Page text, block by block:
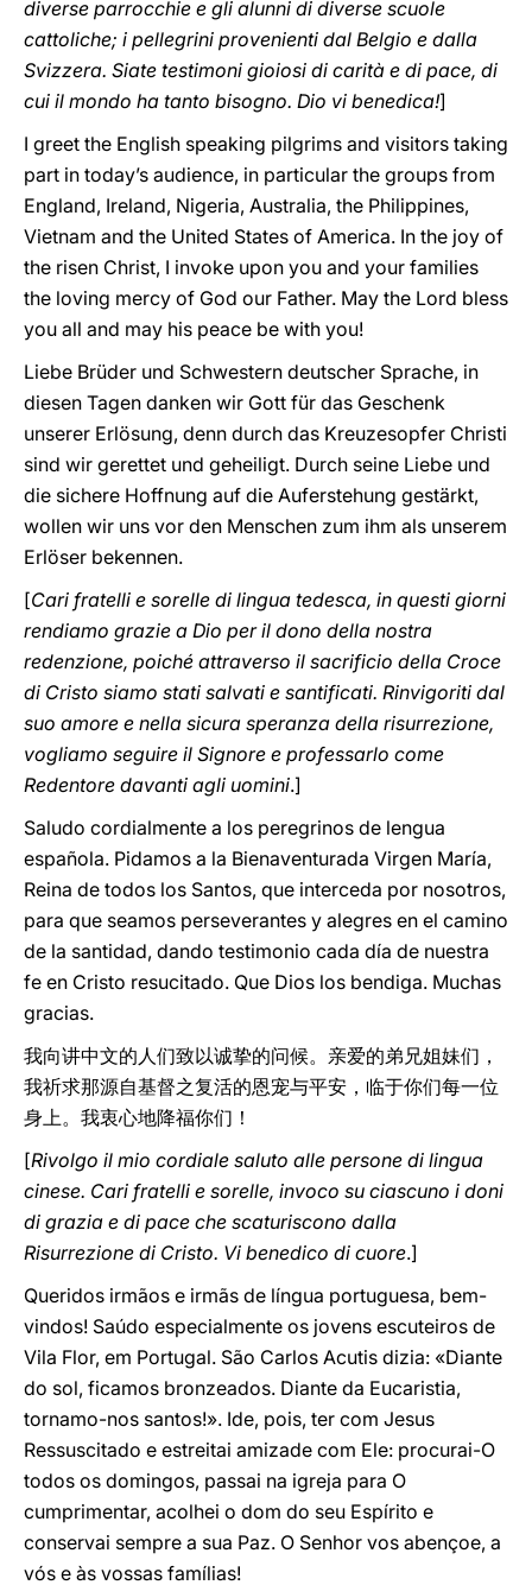
diverse parrocchie e gli alunni di diverse scuole
cattoliche; i pellegrini provenienti dal Belgio e dalla
Svizzera. Siate testimoni gioiosi di carità e di pace, di
cui il mondo ha tanto bisogno. Dio vi benedica!]
I greet the English speaking pilgrims and visitors taking
part in today’s audience, in particular the groups from
England, Ireland, Nigeria, Australia, the Philippines,
Vietnam and the United States of America. In the joy of
the risen Christ, I invoke upon you and your families
the loving mercy of God our Father. May the Lord bless
you all and may his peace be with you!
Liebe Brüder und Schwestern deutscher Sprache, in
diesen Tagen danken wir Gott für das Geschenk
unserer Erlösung, denn durch das Kreuzesopfer Christi
sind wir gerettet und geheiligt. Durch seine Liebe und
die sichere Hoffnung auf die Auferstehung gestärkt,
wollen wir uns vor den Menschen zum ihm als unserem
Erlöser bekennen.
[Cari fratelli e sorelle di lingua tedesca, in questi giorni
rendiamo grazie a Dio per il dono della nostra
redenzione, poiché attraverso il sacrificio della Croce
di Cristo siamo stati salvati e santificati. Rinvigoriti dal
suo amore e nella sicura speranza della risurrezione,
vogliamo seguire il Signore e professarlo come
Redentore davanti agli uomini.]
Saludo cordialmente a los peregrinos de lengua
española. Pidamos a la Bienaventurada Virgen María,
Reina de todos los Santos, que interceda por nosotros,
para que seamos perseverantes y alegres en el camino
de la santidad, dando testimonio cada día de nuestra
fe en Cristo resucitado. Que Dios los bendiga. Muchas
gracias.
我向讲中文的人们致以诚挚的问候。亲爱的弟兄姐妹们，
我祈求那源自基督之复活的恩宠与平安，临于你们每一位
身上。我衷心地降福你们！
[Rivolgo il mio cordiale saluto alle persone di lingua
cinese. Cari fratelli e sorelle, invoco su ciascuno i doni
di grazia e di pace che scaturiscono dalla
Risurrezione di Cristo. Vi benedico di cuore.]
Queridos irmãos e irmãs de língua portuguesa, bem-
vindos! Saúdo especialmente os jovens escuteiros de
Vila Flor, em Portugal. São Carlos Acutis dizia: «Diante
do sol, ficamos bronzeados. Diante da Eucaristia,
tornamo-nos santos!». Ide, pois, ter com Jesus
Ressuscitado e estreitai amizade com Ele: procurai-O
todos os domingos, passai na igreja para O
cumprimentar, acolhei o dom do seu Espírito e
conservai sempre a sua Paz. O Senhor vos abençoe, a
vós e às vossas famílias!